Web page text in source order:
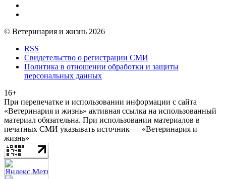
© Ветеринария и жизнь 2026
RSS
Свидетельство о регистрации СМИ
Политика в отношении обработки и защиты
персональных данных
16+
При перепечатке и использовании информации с сайта
«Ветеринария и жизнь» активная ссылка на использованный
материал обязательна. При использовании материалов в
печатных СМИ указывать источник — «Ветеринария и
жизнь»